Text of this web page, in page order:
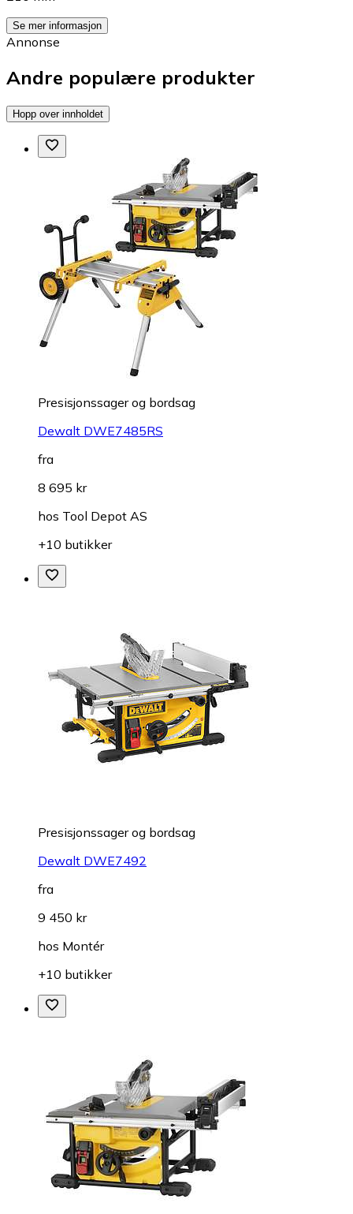
Se mer informasjon
Annonse
Andre populære produkter
Hopp over innholdet
Presisjonssager og bordsag
Dewalt DWE7485RS
fra
8 695 kr
hos Tool Depot AS
+10 butikker
Presisjonssager og bordsag
Dewalt DWE7492
fra
9 450 kr
hos Montér
+10 butikker